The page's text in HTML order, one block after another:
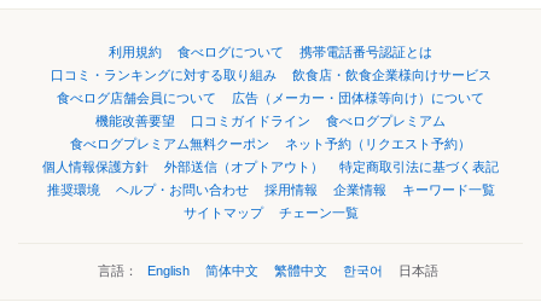
利用規約 食べログについて
携帯電話番号認証とは
口コミ・ランキングに対する取り組み
飲食店・飲食企業様向けサービス
食べログ店舗会員について
広告（メーカー・団体様等向け）について
機能改善要望
口コミガイドライン
食べログプレミアム
食べログプレミアム無料クーポン
ネット予約（リクエスト予約）
個人情報保護方針
外部送信（オプトアウト）
特定商取引法に基づく表記
推奨環境
ヘルプ・お問い合わせ 採用情報 企業情報
キーワード一覧
サイトマップ
チェーン一覧
言語： English 简体中文 繁體中文 한국어 日本語